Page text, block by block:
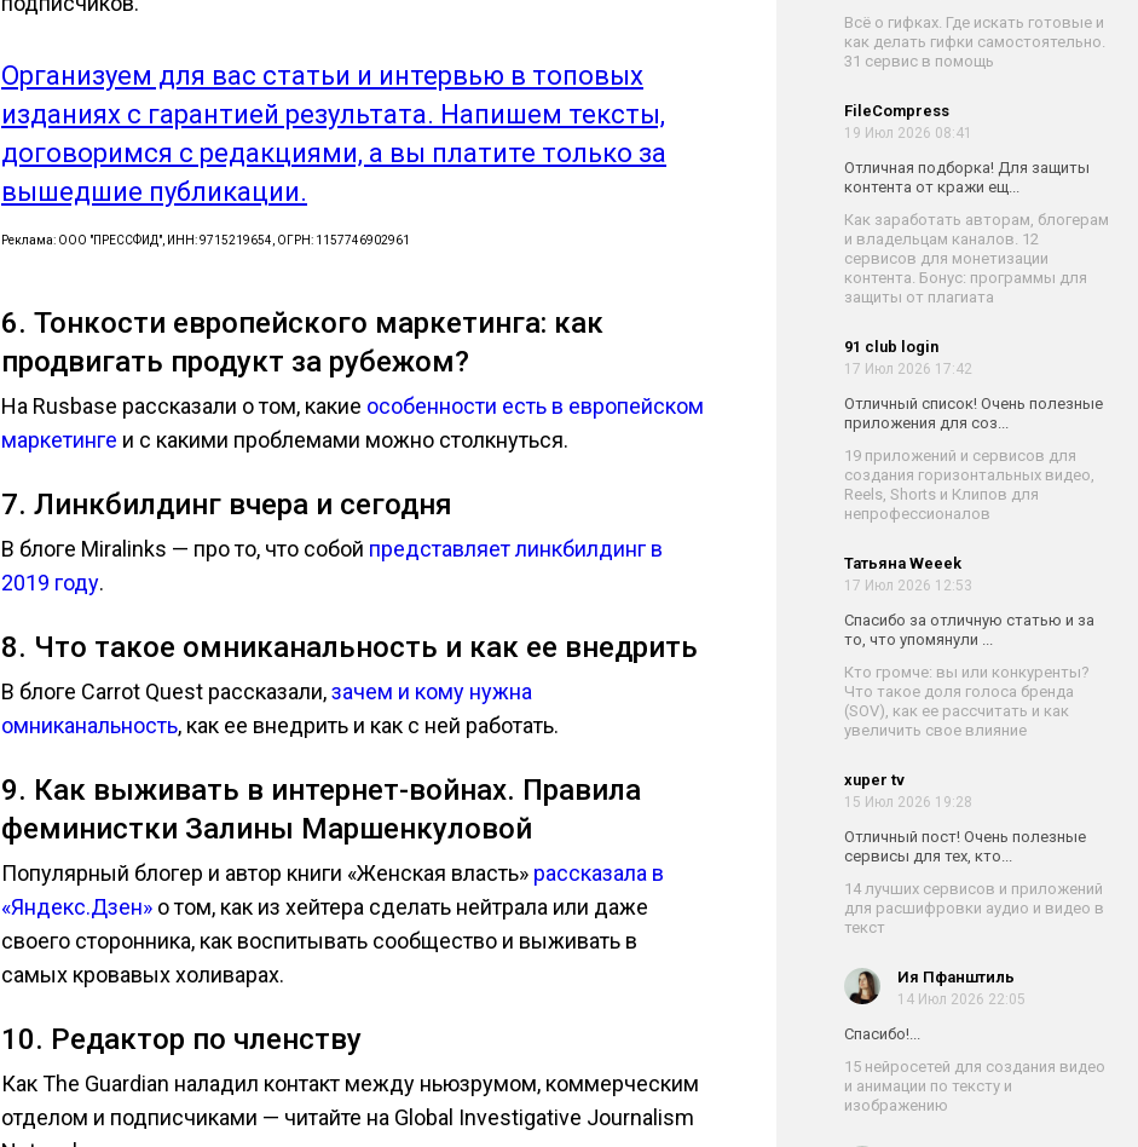
Всё о гифках. Где искать готовые и
как делать гифки самостоятельно.
31 сервис в помощь
FileCompress
19 Июл 2026 08:41
Отличная подборка! Для защиты
контента от кражи ещ...
Как заработать авторам, блогерам
и владельцам каналов. 12
сервисов для монетизации
контента. Бонус: программы для
защиты от плагиата
91 club login
17 Июл 2026 17:42
Отличный список! Очень полезные
приложения для соз...
19 приложений и сервисов для
создания горизонтальных видео,
Reels, Shorts и Клипов для
непрофессионалов
Татьяна Weeek
17 Июл 2026 12:53
Спасибо за отличную статью и за
то, что упомянули ...
Кто громче: вы или конкуренты?
Что такое доля голоса бренда
(SOV), как ее рассчитать и как
увеличить свое влияние
xuper tv
15 Июл 2026 19:28
Отличный пост! Очень полезные
сервисы для тех, кто...
14 лучших сервисов и приложений
для расшифровки аудио и видео в
текст
Ия Пфанштиль
14 Июл 2026 22:05
Спасибо!...
15 нейросетей для создания видео
и анимации по тексту и
изображению
Организуем для вас статьи и интервью в топовых
изданиях с гарантией результата. Напишем тексты,
договоримся с редакциями, а вы платите только за
вышедшие публикации.
Реклама: ООО "ПРЕССФИД", ИНН: 9715219654, ОГРН: 1157746902961
6. Тонкости европейского маркетинга: как
продвигать продукт за рубежом?
На Rusbase рассказали о том, какие особенности есть в европейском
маркетинге и с какими проблемами можно столкнуться.
7. Линкбилдинг вчера и сегодня
В блоге Miralinks — про то, что собой представляет линкбилдинг в
2019 году.
8. Что такое омниканальность и как ее внедрить
В блоге Carrot Quest рассказали,зачем и кому нужна
омниканальность, как ее внедрить и как с ней работать.
9. Как выживать в интернет-войнах. Правила
феминистки Залины Маршенкуловой
Популярный блогер и автор книги «Женская власть» рассказала в
«Яндекс.Дзен» о том, как из хейтера сделать нейтрала или даже
своего сторонника, как воспитывать сообщество и выживать в
самых кровавых холиварах.
10. Редактор по членству
Как The Guardian наладил контакт между ньюзрумом, коммерческим
отделом и подписчиками — читайте на Global Investigative Journalism